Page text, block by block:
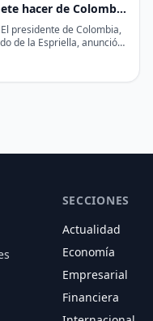
hacer de Colombia
seguro para invertir
El presidente de Colombia,
de la Espriella, anunció
SECCIONES
Actualidad
Economía
Empresarial
Financiera